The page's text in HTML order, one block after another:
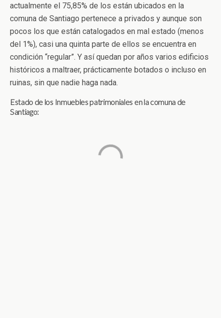
actualmente el 75,85% de los están ubicados en la
comuna de Santiago pertenece a privados y aunque son
pocos los que están catalogados en mal estado (menos
del 1%), casi una quinta parte de ellos se encuentra en
condición “regular”. Y así quedan por años varios edificios
históricos a maltraer, prácticamente botados o incluso en
ruinas, sin que nadie haga nada.
Estado de los Inmuebles patrimoniales en la comuna de
Santiago: